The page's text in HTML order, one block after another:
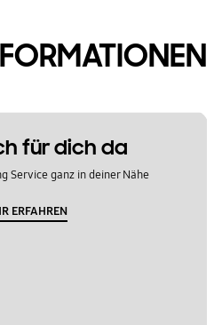
für dich da
Service ganz in deiner Nähe
ERFAHREN